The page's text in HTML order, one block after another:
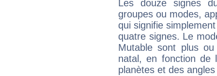
Les douze signes
groupes ou modes,
qui signifie
quatre signes. Le
Mutable sont plus
natal, en fonction de
planètes et des